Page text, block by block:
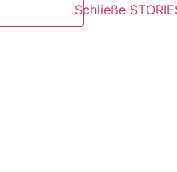
Schließe